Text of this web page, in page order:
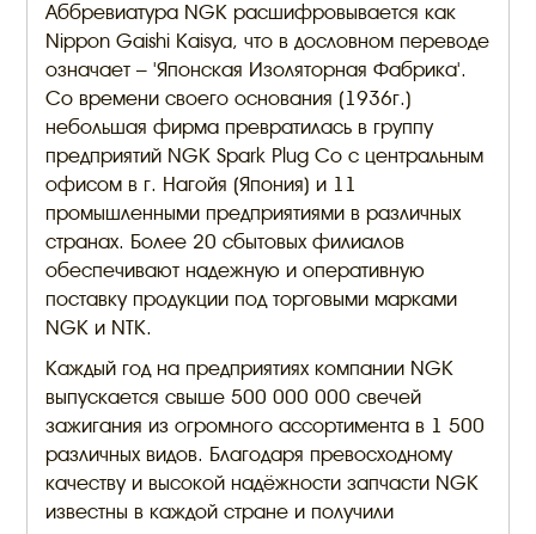
Аббревиатура NGK расшифровывается как
Nippon Gaishi Kaisya, что в дословном переводе
означает – 'Японская Изоляторная Фабрика'.
Со времени своего основания (1936г.)
небольшая фирма превратилась в группу
предприятий NGK Spark Plug Co с центральным
офисом в г. Нагойя (Япония) и 11
промышленными предприятиями в различных
странах. Более 20 сбытовых филиалов
обеспечивают надежную и оперативную
поставку продукции под торговыми марками
NGK и NTK.
Каждый год на предприятиях компании NGK
выпускается свыше 500 000 000 свечей
зажигания из огромного ассортимента в 1 500
различных видов. Благодаря превосходному
качеству и высокой надёжности запчасти NGK
известны в каждой стране и получили